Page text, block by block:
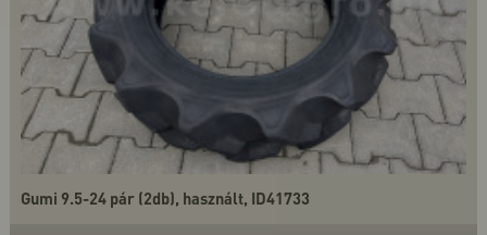
Gumi 9.5-24 pár (2db), használt, ID41733